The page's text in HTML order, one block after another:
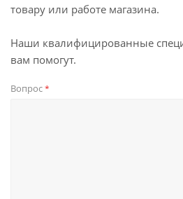
товару или работе магазина.
Наши квалифицированные
вам помогут.
Вопрос*